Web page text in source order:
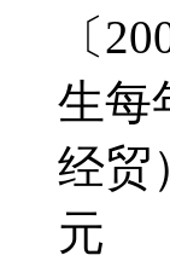
〔
生每
经贸
元